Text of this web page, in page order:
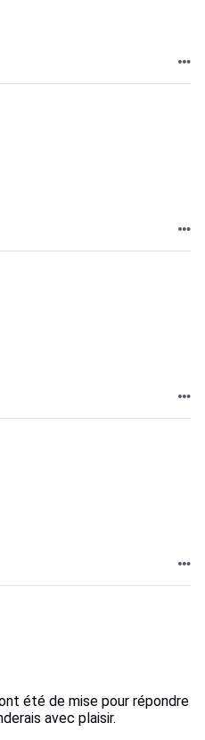
été de mise pour répondre
avec plaisir.